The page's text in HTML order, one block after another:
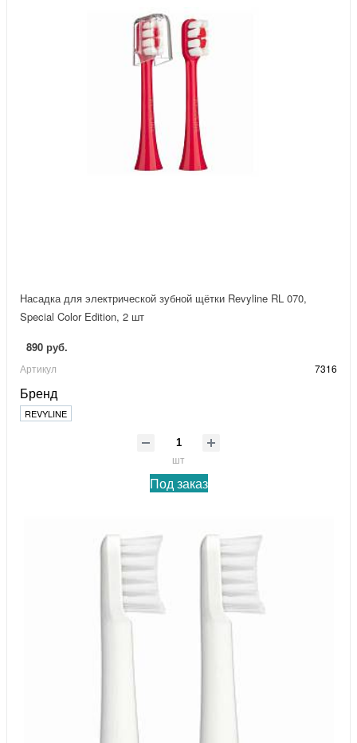
Насадка для электрической зубной щётки Revyline RL 070,
Special Color Edition, 2 шт
890 руб.
Артикул 7316
Бренд
REVYLINE
шт
Под заказ